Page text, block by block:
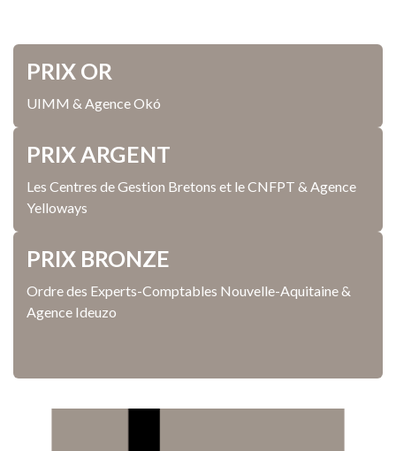
PRIX OR
UIMM & Agence Okó
PRIX ARGENT
Les Centres de Gestion Bretons et le CNFPT & Agence
Yelloways
PRIX BRONZE
Ordre des Experts-Comptables Nouvelle-Aquitaine &
Agence Ideuzo